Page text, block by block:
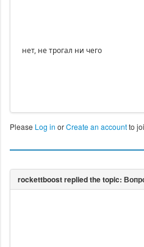
нет, не трогал ни чего
Please Log in orCreate an accountto